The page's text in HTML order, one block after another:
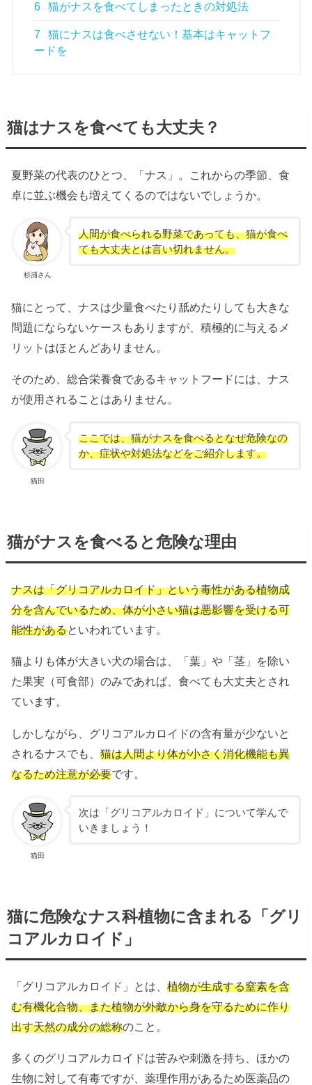
6 猫がナスを食べてしまったときの対処法
7
猫にナスは食べさせない！基本はキャットフ
ードを
猫はナスを食べても大丈夫？
夏野菜の代表のひとつ、「ナス」。これからの季節、食
卓に並ぶ機会も増えてくるのではないでしょうか。
杉浦さん
人間が食べられる野菜であっても、猫が食べ
ても大丈夫とは言い切れません。
猫にとって、ナスは少量食べたり舐めたりしても大きな
問題にならないケースもありますが、積極的に与えるメ
リットはほとんどありません。
そのため、総合栄養食であるキャットフードには、ナス
が使用されることはありません。
猫田
ここでは、猫がナスを食べるとなぜ危険なの
か、症状や対処法などをご紹介します。
猫がナスを食べると危険な理由
ナスは「グリコアルカロイド」という毒性がある植物成
分を含んでいるため、体が小さい猫は悪影響を受ける可
能性があるといわれています。
猫よりも体が大きい犬の場合は、「葉」や「茎」を除い
た果実（可食部）のみであれば、食べても大丈夫とされ
ています。
しかしながら、グリコアルカロイドの含有量が少ないと
されるナスでも、猫は人間より体が小さく消化機能も異
なるため注意が必要です。
猫田
次は「グリコアルカロイド」について学んで
いきましょう！
猫に危険なナス科植物に含まれる「グリ
コアルカロイド」
「グリコアルカロイド」とは、植物が生成する窒素を含
む有機化合物、また植物が外敵から身を守るために作り
出す天然の成分の総称のこと。
多くのグリコアルカロイドは苦みや刺激を持ち、ほかの
生物に対して有毒ですが、薬理作用があるため医薬品の